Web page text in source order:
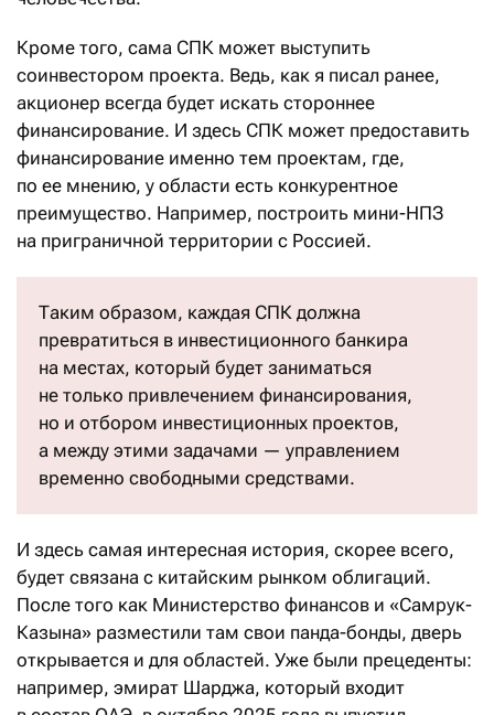
Кроме того, сама СПК может выступить
соинвестором проекта. Ведь, как я писал ранее,
акционер всегда будет искать стороннее
финансирование. И здесь СПК может предоставить
финансирование именно тем проектам, где,
по ее мнению, у области есть конкурентное
преимущество. Например, построить мини-НПЗ
на приграничной территории с Россией.
Таким образом, каждая СПК должна
превратиться в инвестиционного банкира
на местах, который будет заниматься
не только привлечением финансирования,
но и отбором инвестиционных проектов,
а между этими задачами — управлением
временно свободными средствами.
И здесь самая интересная история, скорее всего,
будет связана с китайским рынком облигаций.
После того как Министерство финансов и «Самрук-
Казына» разместили там свои панда-бонды, дверь
открывается и для областей. Уже были прецеденты:
например, эмират Шарджа, который входит